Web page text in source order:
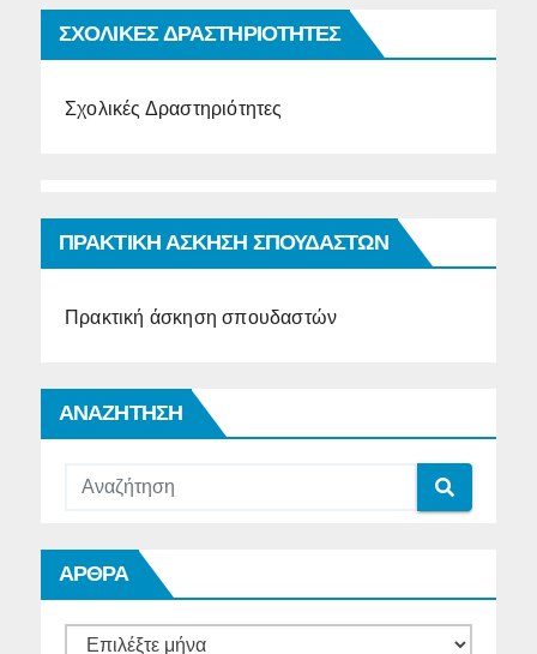
ΣΧΟΛΙΚΕΣ ΔΡΑΣΤΗΡΙΟΤΗΤΕΣ
Σχολικές Δραστηριότητες
ΠΡΑΚΤΙΚΗ ΑΣΚΗΣΗ ΣΠΟΥΔΑΣΤΩΝ
Πρακτική άσκηση σπουδαστών
ΑΝΑΖΗΤΗΣΗ
ΑΡΘΡΑ
ΑΡΘΡΑ